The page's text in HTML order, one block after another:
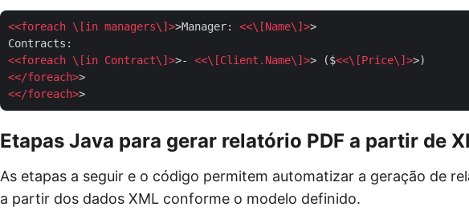
<<foreach \[in managers\]>>Manager: <<\[Name\]>>
<<foreach \[in Contract\]>>- <<\[Client.Name\]>> ($<<\[Price\]>
<</foreach>
<</foreach>
Etapas Java para gerar relatório PDF a partir de
As etapas a seguir e o código permitem automatizar a geração de
a partir dos dados XML conforme o modelo definido.